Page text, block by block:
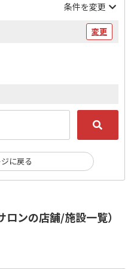
ンの店舗/施設一覧）
条件を変更
変更
に戻る